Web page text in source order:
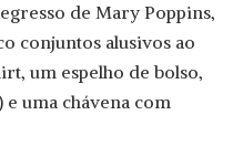
de Mary Poppins,
conjuntos alusivos ao
um espelho de bolso,
uma chávena com